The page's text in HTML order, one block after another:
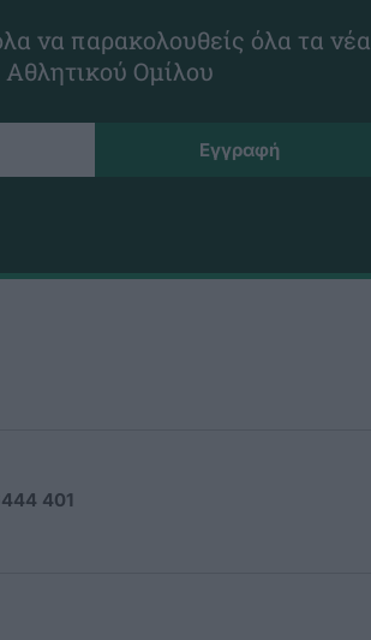
να παρακολουθείς όλα τα νέα
Αθλητικού Ομίλου
401